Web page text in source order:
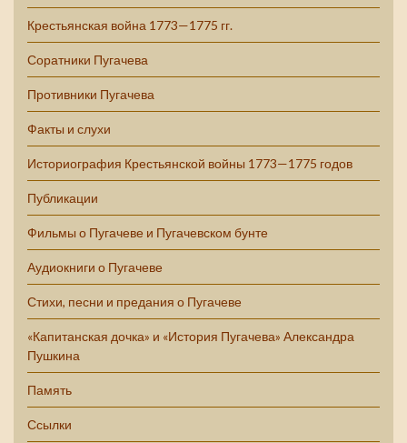
Крестьянская война 1773—1775 гг.
Соратники Пугачева
Противники Пугачева
Факты и слухи
Историография Крестьянской войны 1773—1775 годов
Публикации
Фильмы о Пугачеве и Пугачевском бунте
Аудиокниги о Пугачеве
Стихи, песни и предания о Пугачеве
«Капитанская дочка» и «История Пугачева» Александра
Пушкина
Память
Ссылки